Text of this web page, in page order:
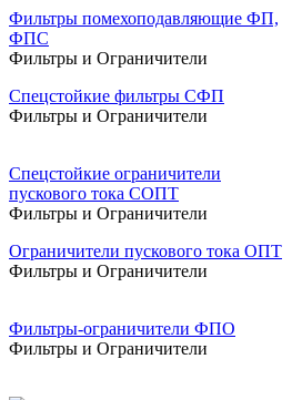
Фильтры помехоподавляющие ФП,
ФПС
Фильтры и Ограничители
Спецстойкие фильтры СФП
Фильтры и Ограничители
Спецстойкие ограничители
пускового тока СОПТ
Фильтры и Ограничители
Ограничители пускового тока ОПТ
Фильтры и Ограничители
Фильтры-ограничители ФПО
Фильтры и Ограничители